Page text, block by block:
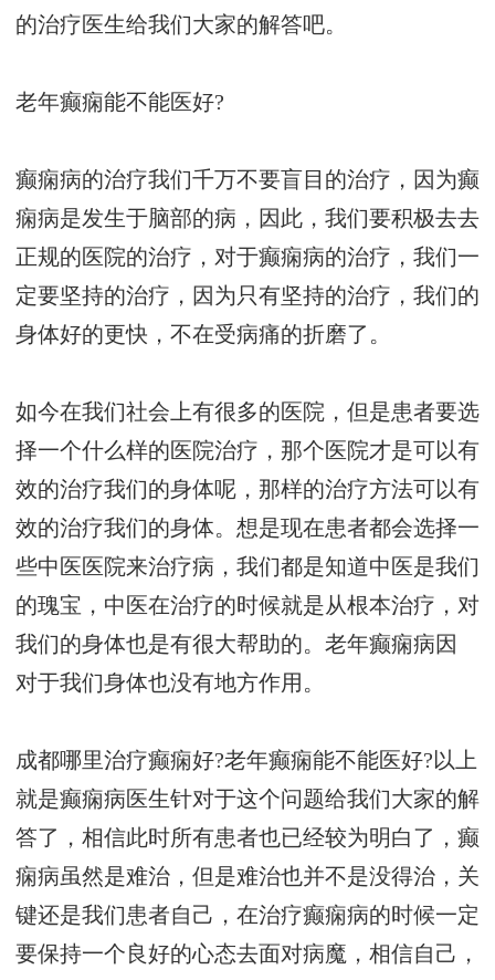
的治疗医生给我们大家的解答吧。
老年癫痫能不能医好?
癫痫病的治疗我们千万不要盲目的治疗，因为癫
痫病是发生于脑部的病，因此，我们要积极去去
正规的医院的治疗，对于癫痫病的治疗，我们一
定要坚持的治疗，因为只有坚持的治疗，我们的
身体好的更快，不在受病痛的折磨了。
如今在我们社会上有很多的医院，但是患者要选
择一个什么样的医院治疗，那个医院才是可以有
效的治疗我们的身体呢，那样的治疗方法可以有
效的治疗我们的身体。想是现在患者都会选择一
些中医医院来治疗病，我们都是知道中医是我们
的瑰宝，中医在治疗的时候就是从根本治疗，对
我们的身体也是有很大帮助的。 老年癫痫病因
对于我们身体也没有地方作用。
成都哪里治疗癫痫好?老年癫痫能不能医好?以上
就是癫痫病医生针对于这个问题给我们大家的解
答了，相信此时所有患者也已经较为明白了，癫
痫病虽然是难治，但是难治也并不是没得治，关
键还是我们患者自己，在治疗癫痫病的时候一定
要保持一个良好的心态去面对病魔，相信自己，